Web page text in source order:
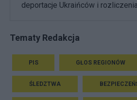
deportacje Ukraińców i rozliczenia
Tematy Redakcja
PIS GŁOS REGIONÓW
ŚLEDZTWA